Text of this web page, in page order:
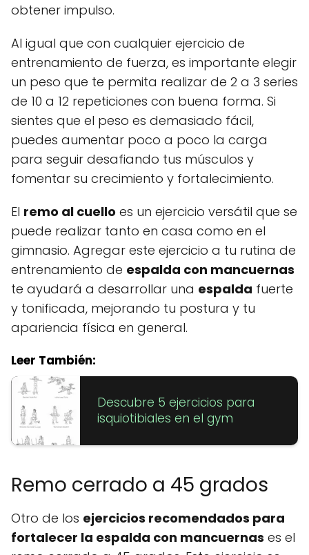
obtener impulso.
Al igual que con cualquier ejercicio de
entrenamiento de fuerza, es importante elegir
un peso que te permita realizar de 2 a 3 series
de 10 a 12 repeticiones con buena forma. Si
sientes que el peso es demasiado fácil,
puedes aumentar poco a poco la carga
para seguir desafiando tus músculos y
fomentar su crecimiento y fortalecimiento.
El remo al cuello es un ejercicio versátil que se
puede realizar tanto en casa como en el
gimnasio. Agregar este ejercicio a tu rutina de
entrenamiento de espalda con mancuernas
te ayudará a desarrollar una espalda fuerte
y tonificada, mejorando tu postura y tu
apariencia física en general.
Leer También:
Descubre 5 ejercicios para
isquiotibiales en el gym
Remo cerrado a 45 grados
Otro de los ejercicios recomendados para
fortalecer la espalda con mancuernas es el